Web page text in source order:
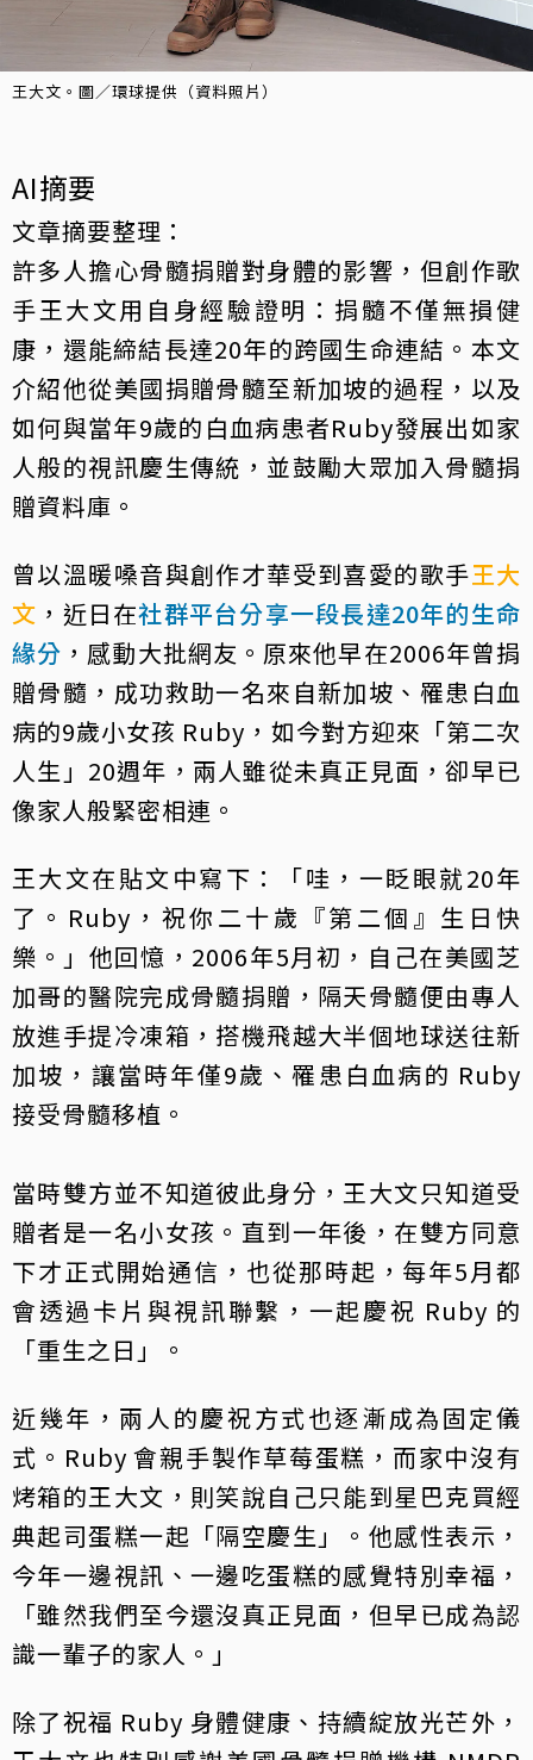
王大文。圖／環球提供（資料照片）
AI摘要
文章摘要整理：
許多人擔心骨髓捐贈對身體的影響，但創作歌
手王大文用自身經驗證明：捐髓不僅無損健
康，還能締結長達20年的跨國生命連結。本文
介紹他從美國捐贈骨髓至新加坡的過程，以及
如何與當年9歲的白血病患者Ruby發展出如家
人般的視訊慶生傳統，並鼓勵大眾加入骨髓捐
贈資料庫。
曾以溫暖嗓音與創作才華受到喜愛的歌手王大
文 ，近日在社群平台分享一段長達20年的生命
緣分 ，感動大批網友。原來他早在2006年曾捐
贈骨髓，成功救助一名來自新加坡、罹患白血
病的9歲小女孩 Ruby，如今對方迎來「第二次
人生」20週年，兩人雖從未真正見面，卻早已
像家人般緊密相連。
王大文在貼文中寫下：「哇，一眨眼就20年
了。Ruby，祝你二十歲『第二個』生日快
樂。」他回憶，2006年5月初，自己在美國芝
加哥的醫院完成骨髓捐贈，隔天骨髓便由專人
放進手提冷凍箱，搭機飛越大半個地球送往新
加坡，讓當時年僅9歲、罹患白血病的 Ruby
接受骨髓移植。
當時雙方並不知道彼此身分，王大文只知道受
贈者是一名小女孩。直到一年後，在雙方同意
下才正式開始通信，也從那時起，每年5月都
會透過卡片與視訊聯繫，一起慶祝 Ruby 的
「重生之日」。
近幾年，兩人的慶祝方式也逐漸成為固定儀
式。Ruby 會親手製作草莓蛋糕，而家中沒有
烤箱的王大文，則笑說自己只能到星巴克買經
典起司蛋糕一起「隔空慶生」。他感性表示，
今年一邊視訊、一邊吃蛋糕的感覺特別幸福，
「雖然我們至今還沒真正見面，但早已成為認
識一輩子的家人。」
除了祝福 Ruby 身體健康、持續綻放光芒外，